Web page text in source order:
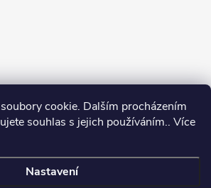
cookie. Dalším procházením
souhlas s jejich používáním.. Více
Nastavení